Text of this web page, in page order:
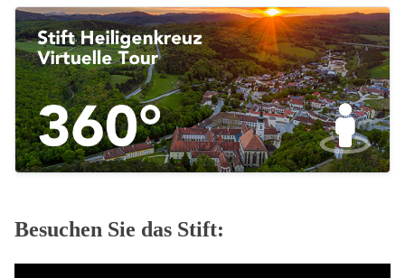
Besuchen Sie das Stift: